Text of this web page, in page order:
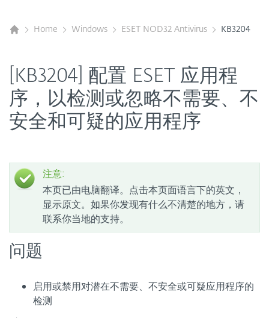
Home Windows ESET NOD32 Antivirus KB3204
[KB3204] 配置 ESET 应用程
序，以检测或忽略不需要、不
安全和可疑的应用程序
注意:
本页已由电脑翻译。点击本页面语言下的英文，
显示原文。如果你发现有什么不清楚的地方，请
联系你当地的支持。
问题
启用或禁用对潜在不需要、不安全或可疑应用程序的
检测